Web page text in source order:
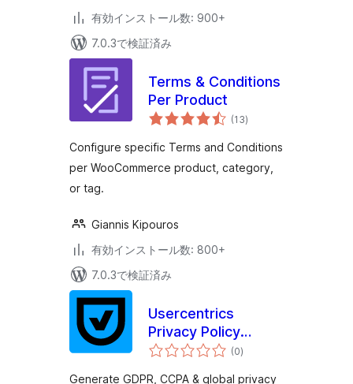
有効インストール数: 900+
7.0.3で検証済み
Terms & Conditions
Per Product
(13個
の
価
)
Configure specific Terms and Conditions
per WooCommerce product, category,
or tag.
Giannis Kipouros
有効インストール数: 800+
7.0.3で検証済み
Usercentrics
Privacy Policy
Generator
(0個
の
価
)
Generate GDPR, CCPA & global privacy